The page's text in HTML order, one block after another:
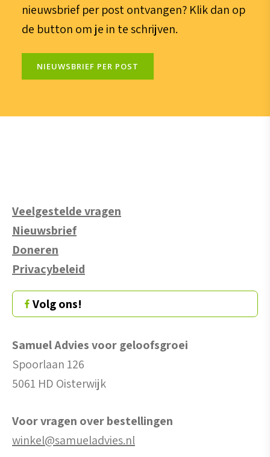
nieuwsbrief per post ontvangen? Klik dan op
de button om je in te schrijven.
NIEUWSBRIEF PER POST
Veelgestelde vragen
Nieuwsbrief
Doneren
Privacybeleid
Volg ons!
Samuel Advies voor geloofsgroei
Spoorlaan 126
5061 HD Oisterwijk
Voor vragen over bestellingen
winkel@samueladvies.nl